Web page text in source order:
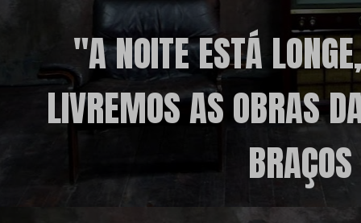
"A NOITE ESTÁ
LIVREMOS AS OBRAS